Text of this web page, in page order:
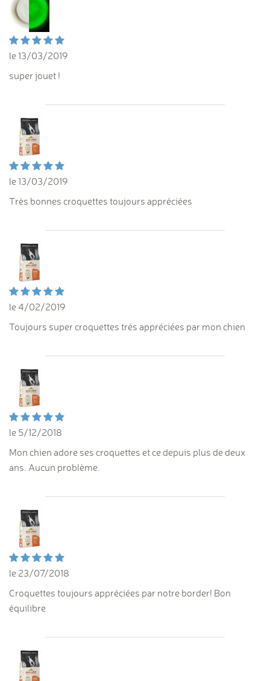
le 13/03/2019
super jouet !
le 13/03/2019
Très bonnes croquettes toujours appréciées
le 4/02/2019
Toujours super croquettes trés appréciées par mon chien
le 5/12/2018
Mon chien adore ses croquettes et ce depuis plus de deux
ans. Aucun problème.
le 23/07/2018
Croquettes toujours appréciées par notre border! Bon
équilibre